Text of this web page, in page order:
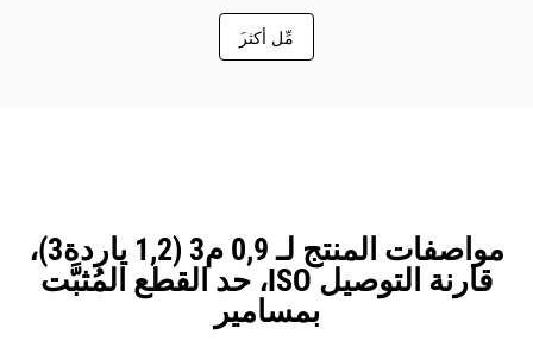
َمِّل أكثر
مواصفات المنتج لـ 0,9 م3 (1,2 ياردة3)،
قارنة التوصيل ISO، حد القطع المُثبَّت
بمسامير